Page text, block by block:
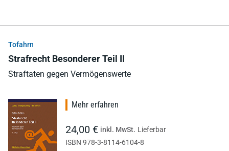
Tofahrn
Strafrecht Besonderer Teil II
Straftaten gegen Vermögenswerte
Mehr erfahren
24,00 € inkl. MwSt. Lieferbar
ISBN 978-3-8114-6104-8